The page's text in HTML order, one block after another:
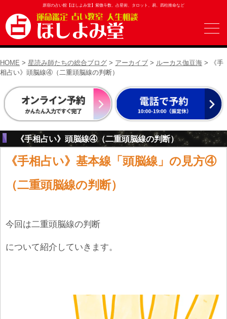
原宿の占い館【ほしよみ堂】紫微斗数、占星術、タロット、易、四柱推命など
HOME > 星読み師たちの総合ブログ > アーカイブ > ルーカス伽豆海 > 《手
相占い》頭脳線④（二重頭脳線の判断）
《手相占い》頭脳線④（二重頭脳線の判断）
《手相占い》基本線「頭脳線」の見方④
（二重頭脳線の判断）
今回は二重頭脳線の判断
について紹介していきます。